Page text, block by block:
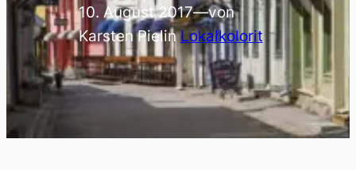
10. August 2017—von
Karsten PielinLokalkolorit